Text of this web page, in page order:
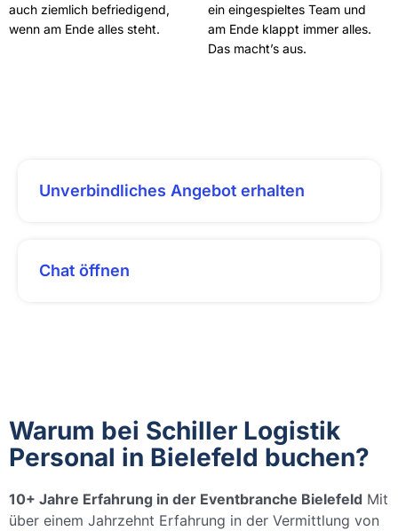
auch ziemlich befriedigend,
wenn am Ende alles steht.
ein eingespieltes Team und
am Ende klappt immer alles.
Das macht’s aus.
Unverbindliches Angebot erhalten
Chat öffnen
Warum bei Schiller Logistik
Personal in Bielefeld buchen?
10+ Jahre Erfahrung in der Eventbranche Bielefeld Mit
über einem Jahrzehnt Erfahrung in der Vermittlung von